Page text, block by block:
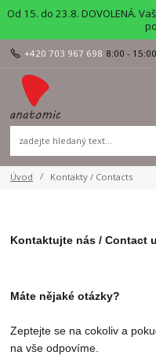
Od 15. do 23.8. DOVOLENÁ.
+420 703 967 698 8:00 - 15:00
Úvod Kontakty / Contacts
Kontaktujte nás / Contact
Máte nějaké otázky?
Zeptejte se na cokoliv a
na vše odpovíme.